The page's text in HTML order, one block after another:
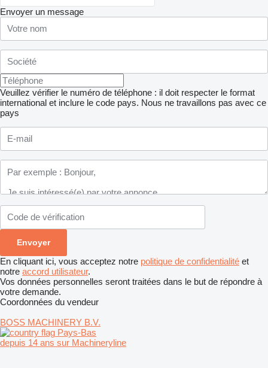
Envoyer un message
Veuillez vérifier le numéro de téléphone : il doit respecter le format
international et inclure le code pays. Nous ne travaillons pas avec ce
pays
En cliquant ici, vous acceptez notre politique de confidentialité et
notre accord utilisateur.
Vos données personnelles seront traitées dans le but de répondre à
votre demande.
Coordonnées du vendeur
BOSS MACHINERY B.V.
Pays-Bas
depuis 14 ans sur Machineryline